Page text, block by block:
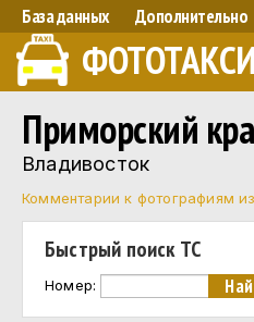
База данных Дополнительно
ФОТОТАКСИ
Приморский
Владивосток
Комментарии к фотографиям
Быстрый поиск ТС
Номер: